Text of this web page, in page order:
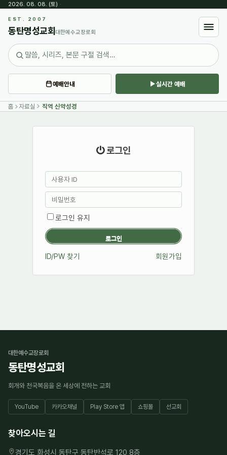
2026. 08. 08. (토) ·
EST. 2007
동탄명성교회 대한예수교장로회
예배안내 실시간 예배
홈 자료실 직역 신약성경
로그인
로그인 유지
ID/PW 찾기 회원가입
대한예수교장로회
동탄명성교회
회개와 천국복음을 온 세상에 전하는 교회
YouTube 카카오채널 Play Store 앱 쇼핑몰 선교회
찾아오시는 길
경기도 화성시 동탄구 동탄반석로 120 8층